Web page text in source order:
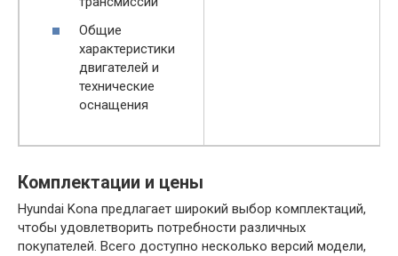
Общие
характеристики
двигателей и
технические
оснащения
Комплектации и цены
Hyundai Kona предлагает широкий выбор комплектаций,
чтобы удовлетворить потребности различных
покупателей. Всего доступно несколько версий модели,